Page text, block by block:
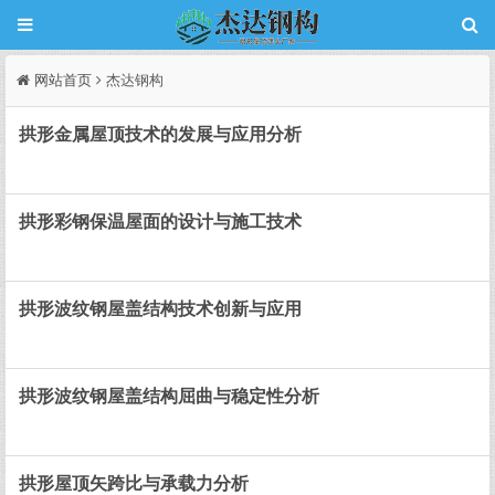
网站首页 杰达钢构
拱形金属屋顶技术的发展与应用分析
拱形彩钢保温屋面的设计与施工技术
拱形波纹钢屋盖结构技术创新与应用
拱形波纹钢屋盖结构屈曲与稳定性分析
拱形屋顶矢跨比与承载力分析